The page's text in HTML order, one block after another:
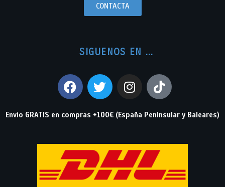
CONTACTA
SIGUENOS EN ...
Envío GRATIS en compras +100€ (España Peninsular y Baleares)